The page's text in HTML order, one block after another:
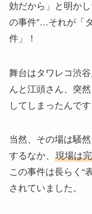
効だから」と明か
の事件”…それが「
件」！
舞台はタワレコ渋
んと江頭さん、突
してしまったんです
当然、その場は騒
するなか、 現場は
この事件は長らく“
されていました。